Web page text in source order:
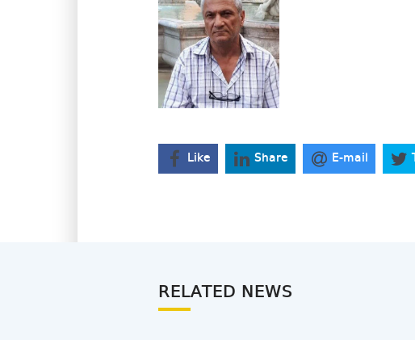
Like Share E-mail
RELATED NEWS